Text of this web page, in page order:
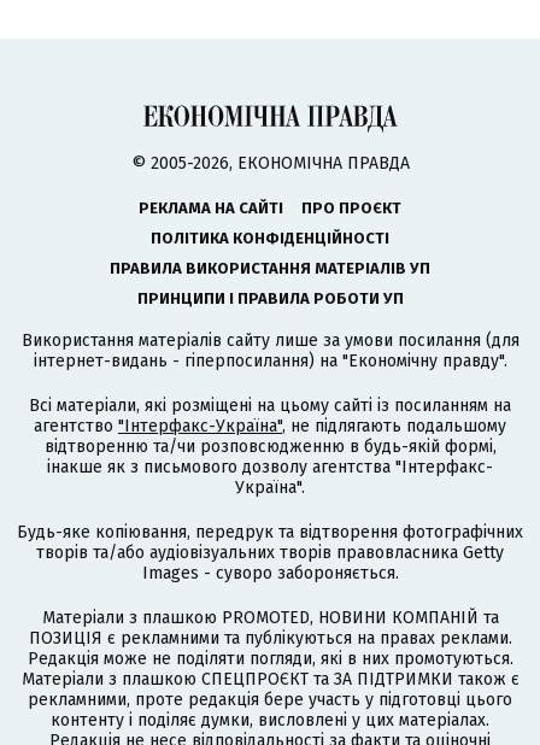
© 2005-2026, ЕКОНОМІЧНА ПРАВДА
РЕКЛАМА НА САЙТІ
ПРО ПРОЄКТ
ПОЛІТИКА КОНФІДЕНЦІЙНОСТІ
ПРАВИЛА ВИКОРИСТАННЯ МАТЕРІАЛІВ УП
ПРИНЦИПИ І ПРАВИЛА РОБОТИ УП
Використання матеріалів сайту лише за умови посилання (для
інтернет-видань - гіперпосилання) на "Економічну правду".
Всі матеріали, які розміщені на цьому сайті із посиланням на
агентство "Інтерфакс-Україна", не підлягають подальшому
відтворенню та/чи розповсюдженню в будь-якій формі,
інакше як з письмового дозволу агентства "Інтерфакс-
Україна".
Будь-яке копіювання, передрук та відтворення фотографічних
творів та/або аудіовізуальних творів правовласника Getty
Images - суворо забороняється.
Матеріали з плашкою PROMOTED, НОВИНИ КОМПАНІЙ та
ПОЗИЦІЯ є рекламними та публікуються на правах реклами.
Редакція може не поділяти погляди, які в них промотуються.
Матеріали з плашкою СПЕЦПРОЄКТ та ЗА ПІДТРИМКИ також є
рекламними, проте редакція бере участь у підготовці цього
контенту і поділяє думки, висловлені у цих матеріалах.
Редакція не несе відповідальності за факти та оціночні